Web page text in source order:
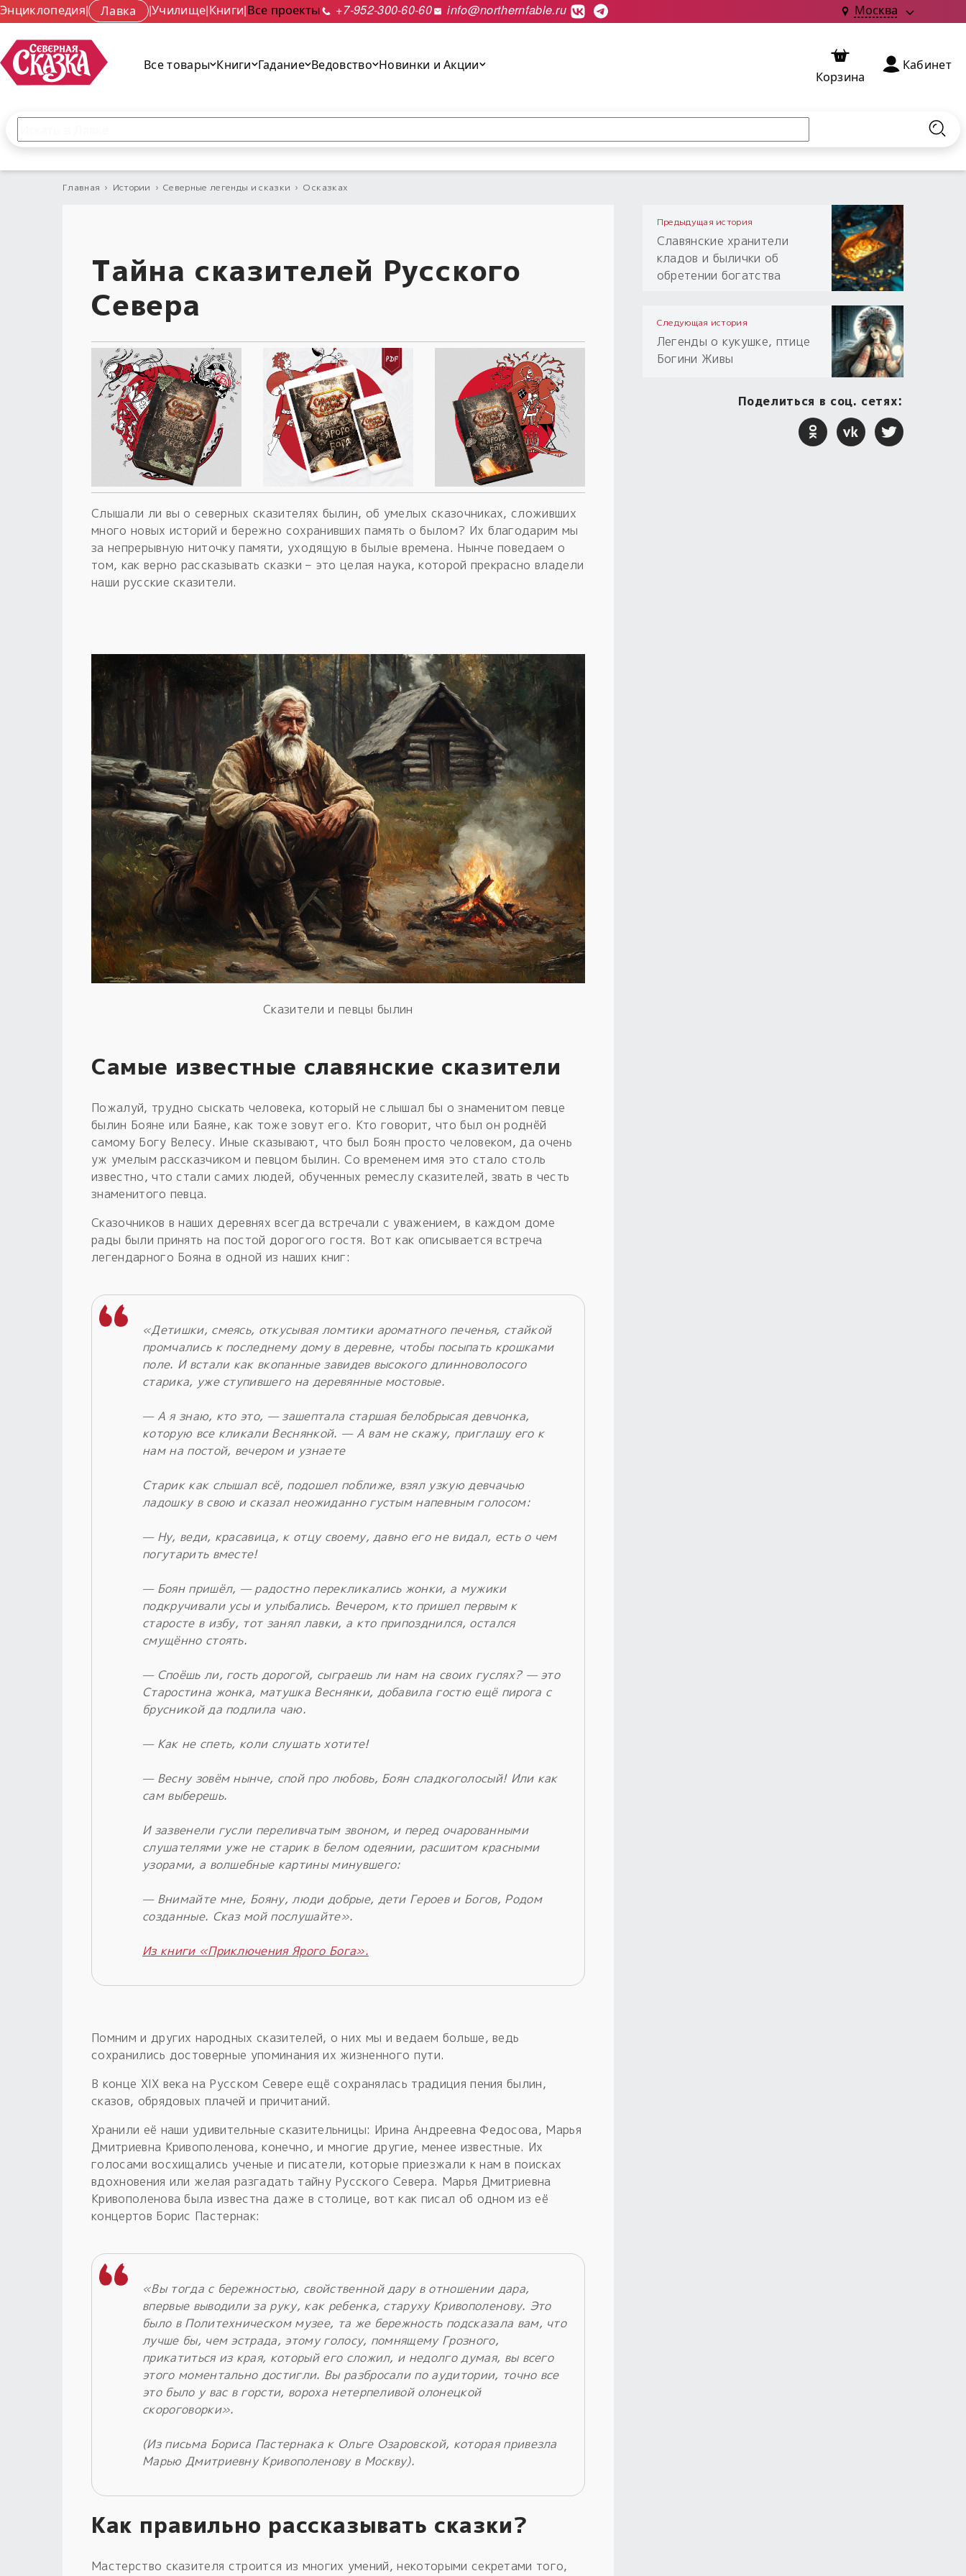
Энциклопедия| Лавка |Училище|Книги|Все проекты +7-952-300-60-60 info@northernfable.ru Москва
Все товары Книги Гадание Ведовство Новинки и Акции
Корзина
Кабинет
Главная › Истории › Северные легенды и сказки › О сказках
Тайна сказителей Русского
Севера
Слышали ли вы о северных сказителях былин, об умелых сказочниках, сложивших
много новых историй и бережно сохранивших память о былом? Их благодарим мы
за непрерывную ниточку памяти, уходящую в былые времена. Нынче поведаем о
том, как верно рассказывать сказки – это целая наука, которой прекрасно владели
наши русские сказители.
Сказители и певцы былин
Самые известные славянские сказители
Пожалуй, трудно сыскать человека, который не слышал бы о знаменитом певце
былин Бояне или Баяне, как тоже зовут его. Кто говорит, что был он роднёй
самому Богу Велесу. Иные сказывают, что был Боян просто человеком, да очень
уж умелым рассказчиком и певцом былин. Со временем имя это стало столь
известно, что стали самих людей, обученных ремеслу сказителей, звать в честь
знаменитого певца.
Сказочников в наших деревнях всегда встречали с уважением, в каждом доме
рады были принять на постой дорогого гостя. Вот как описывается встреча
легендарного Бояна в одной из наших книг:
«Детишки, смеясь, откусывая ломтики ароматного печенья, стайкой
промчались к последнему дому в деревне, чтобы посыпать крошками
поле. И встали как вкопанные завидев высокого длинноволосого
старика, уже ступившего на деревянные мостовые.
— А я знаю, кто это, — зашептала старшая белобрысая девчонка,
которую все кликали Веснянкой. — А вам не скажу, приглашу его к
нам на постой, вечером и узнаете
Старик как слышал всё, подошел поближе, взял узкую девчачью
ладошку в свою и сказал неожиданно густым напевным голосом:
— Ну, веди, красавица, к отцу своему, давно его не видал, есть о чем
погутарить вместе!
— Боян пришёл, — радостно перекликались жонки, а мужики
подкручивали усы и улыбались. Вечером, кто пришел первым к
старосте в избу, тот занял лавки, а кто припозднился, остался
смущённо стоять.
— Споёшь ли, гость дорогой, сыграешь ли нам на своих гуслях? — это
Старостина жонка, матушка Веснянки, добавила гостю ещё пирога с
брусникой да подлила чаю.
— Как не спеть, коли слушать хотите!
— Весну зовём нынче, спой про любовь, Боян сладкоголосый! Или как
сам выберешь.
И зазвенели гусли переливчатым звоном, и перед очарованными
слушателями уже не старик в белом одеянии, расшитом красными
узорами, а волшебные картины минувшего:
— Внимайте мне, Бояну, люди добрые, дети Героев и Богов, Родом
созданные. Сказ мой послушайте».
Из книги «Приключения Ярого Бога».
Помним и других народных сказителей, о них мы и ведаем больше, ведь
сохранились достоверные упоминания их жизненного пути.
В конце XIX века на Русском Севере ещё сохранялась традиция пения былин,
сказов, обрядовых плачей и причитаний.
Хранили её наши удивительные сказительницы: Ирина Андреевна Федосова, Марья
Дмитриевна Кривополенова, конечно, и многие другие, менее известные. Их
голосами восхищались ученые и писатели, которые приезжали к нам в поисках
вдохновения или желая разгадать тайну Русского Севера. Марья Дмитриевна
Кривополенова была известна даже в столице, вот как писал об одном из её
концертов Борис Пастернак:
«Вы тогда с бережностью, свойственной дару в отношении дара,
впервые выводили за руку, как ребенка, старуху Кривополенову. Это
было в Политехническом музее, та же бережность подсказала вам, что
лучше бы, чем эстрада, этому голосу, помнящему Грозного,
прикатиться из края, который его сложил, и недолго думая, вы всего
этого моментально достигли. Вы разбросали по аудитории, точно все
это было у вас в горсти, вороха нетерпеливой олонецкой
скороговорки».
(Из письма Бориса Пастернака к Ольге Озаровской, которая привезла
Марью Дмитриевну Кривополенову в Москву).
Как правильно рассказывать сказки?
Мастерство сказителя строится из многих умений, некоторыми секретами того,
Предыдущая история
Славянские хранители
кладов и былички об
обретении богатства
Следующая история
Легенды о кукушке, птице
Богини Живы
Поделиться в соц. сетях: